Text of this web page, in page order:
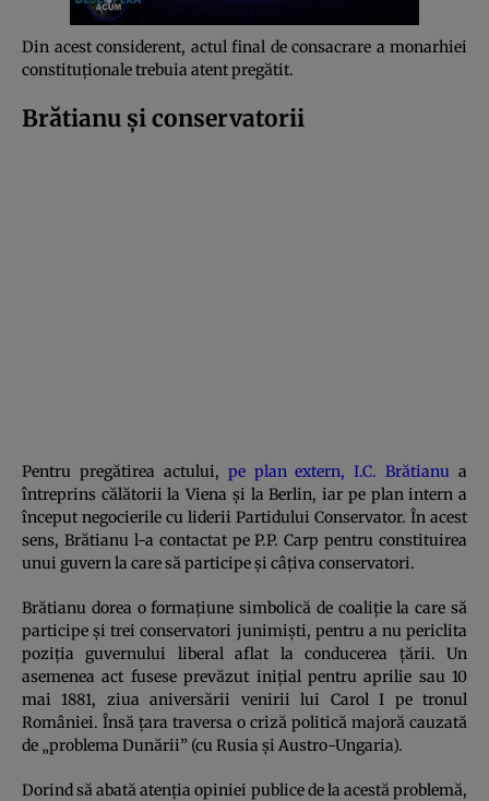
Din acest considerent, actul final de consacrare a monarhiei
constituționale trebuia atent pregătit.
Brătianu și conservatorii
Pentru pregătirea actului, pe plan extern, I.C. Brătianu a
întreprins călătorii la Viena și la Berlin, iar pe plan intern a
început negocierile cu liderii Partidului Conservator. În acest
sens, Brătianu l-a contactat pe P.P. Carp pentru constituirea
unui guvern la care să participe și câțiva conservatori.
Brătianu dorea o formațiune simbolică de coaliție la care să
participe și trei conservatori junimiști, pentru a nu periclita
poziția guvernului liberal aflat la conducerea ţării. Un
asemenea act fusese prevăzut inițial pentru aprilie sau 10
mai 1881, ziua aniversării venirii lui Carol I pe tronul
României. Însă țara traversa o criză politică majoră cauzată
de „problema Dunării” (cu Rusia și Austro-Ungaria).
Dorind să abată atenția opiniei publice de la acestă problemă,